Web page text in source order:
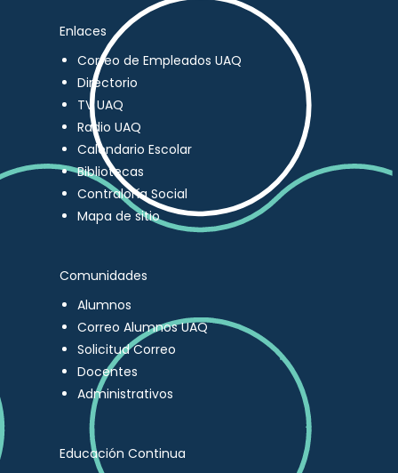
Enlaces
Correo de Empleados UAQ
Directorio
TV UAQ
Radio UAQ
Calendario Escolar
Bibliotecas
Contraloría Social
Mapa de sitio
Comunidades
Alumnos
Correo Alumnos UAQ
Solicitud Correo
Docentes
Administrativos
Educación Continua